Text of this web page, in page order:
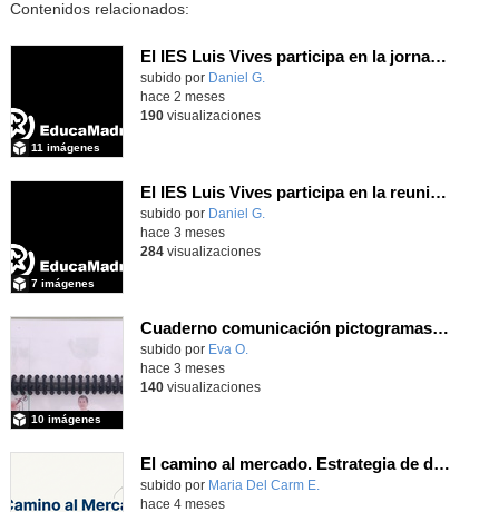
Contenidos relacionados:
El IES Luis Vives participa en la jornada de trabajo sobre mecanizado CNC e Industria 4.0
subido por Daniel G.
11 imágenes
hace 2 meses
190visualizaciones
El IES Luis Vives participa en la reunión de coordinación del proyecto de innovación MEFPD - CNC e Industria 4.0
subido por Daniel G.
7 imágenes
hace 3 meses
284visualizaciones
Cuaderno comunicación pictogramas y LSE
subido por Eva O.
10 imágenes
hace 3 meses
140visualizaciones
El camino al mercado. Estrategia de distribución. Creado por Isabel Álvarez Balboa con IA
subido por Maria Del Carm E.
hace 4 meses